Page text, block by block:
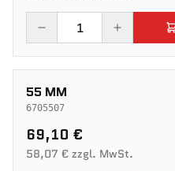
55 MM
6705507
69,10 €
58,07 € zzgl. MwSt.